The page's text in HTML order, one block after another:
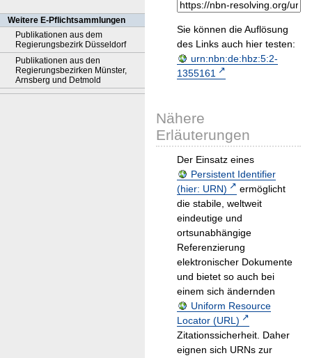
Weitere E-Pflichtsammlungen
Publikationen aus dem
Regierungsbezirk Düsseldorf
Publikationen aus den
Regierungsbezirken Münster,
Arnsberg und Detmold
Sie können die Auflösung
des Links auch hier testen:
urn:nbn:de:hbz:5:2-
1355161
Nähere
Erläuterungen
Der Einsatz eines
Persistent Identifier
(hier: URN)
ermöglicht
die stabile, weltweit
eindeutige und
ortsunabhängige
Referenzierung
elektronischer Dokumente
und bietet so auch bei
einem sich ändernden
Uniform Resource
Locator (URL)
Zitationssicherheit. Daher
eignen sich URNs zur